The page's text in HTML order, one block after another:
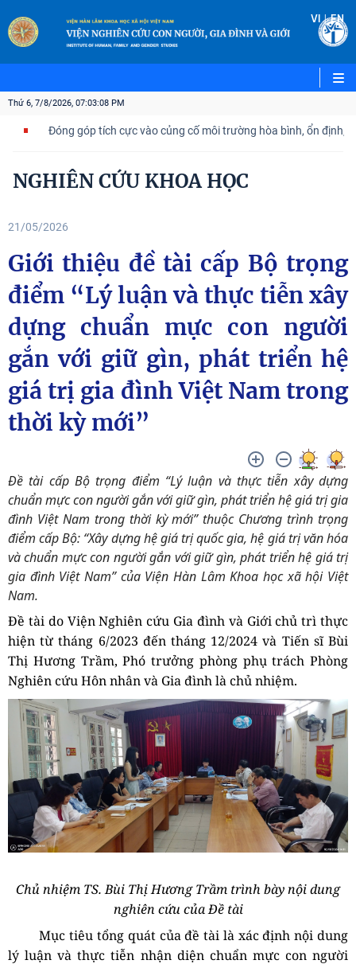
VI |EN
Thứ 6, 7/8/2026, 07:03:09 PM
góp tích cực vào củng cố môi trường hòa bình, ổn định, phát triển
NGHIÊN CỨU KHOA HỌC
21/05/2026
Giới thiệu đề tài cấp Bộ trọng
điểm “Lý luận và thực tiễn xây
dựng chuẩn mực con người
gắn với giữ gìn, phát triển hệ
giá trị gia đình Việt Nam trong
thời kỳ mới”
Đề tài cấp Bộ trọng điểm “Lý luận và thực tiễn xây dựng
chuẩn mực con người gắn với giữ gìn, phát triển hệ giá trị gia
đình Việt Nam trong thời kỳ mới” thuộc Chương trình trọng
điểm cấp Bộ: “Xây dựng hệ giá trị quốc gia, hệ giá trị văn hóa
và chuẩn mực con người gắn với giữ gìn, phát triển hệ giá trị
gia đình Việt Nam” của Viện Hàn Lâm Khoa học xã hội Việt
Nam.
Đề tài do Viện Nghiên cứu Gia đình và Giới chủ trì thực
hiện từ tháng 6/2023 đến tháng 12/2024 và Tiến sĩ Bùi
Thị Hương Trầm, Phó trưởng phòng phụ trách Phòng
Nghiên cứu Hôn nhân và Gia đình là chủ nhiệm.
Chủ nhiệm TS. Bùi Thị Hương Trầm trình bày nội dung
nghiên cứu của Đề tài
Mục tiêu tổng quát của đề tài là xác định nội dung
lý luận và thực tiễn nhận diện chuẩn mực con người